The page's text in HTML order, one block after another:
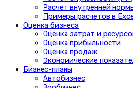
Расчет внутренней
Примеры расчетов в
Оценка бизнеса
Оценка затрат и
Оценка прибыльности
Оценка продаж
Экономические
Бизнес-планы
Автобизнес